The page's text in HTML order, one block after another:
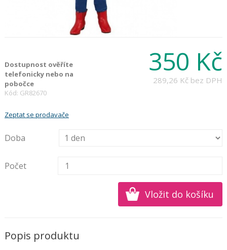
350 Kč
289,26 Kč bez DPH
Dostupnost ověříte
telefonicky nebo na
pobočce
Kód: GR82670
Zeptat se prodavače
Doba
Počet
Popis produktu